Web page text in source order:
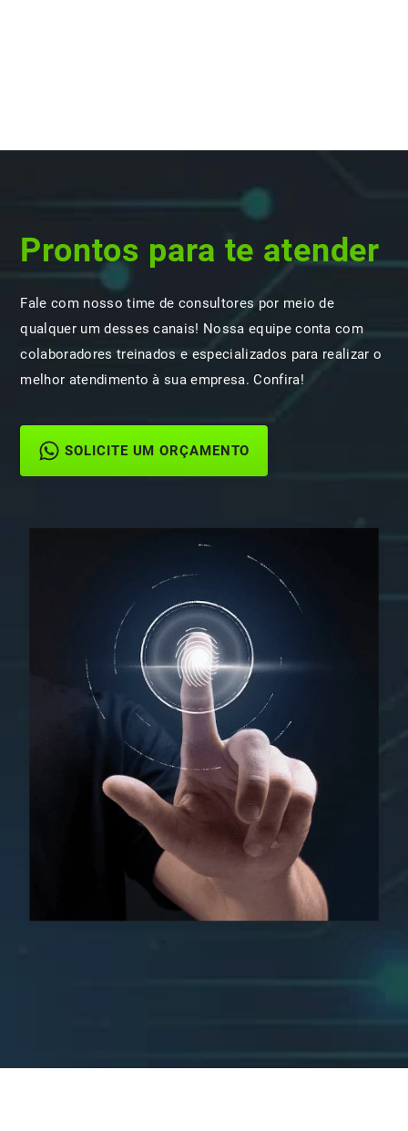
Prontos para te atender
Fale com nosso time de consultores por meio de
qualquer um desses canais! Nossa equipe conta com
colaboradores treinados e especializados para realizar o
melhor atendimento à sua empresa. Confira!
SOLICITE UM ORÇAMENTO